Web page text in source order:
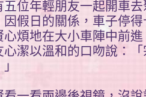
五位年輕朋友一起開車
因假日的關係，車子停
心煩地在大小車陣中前
心潔以溫和的口吻說：